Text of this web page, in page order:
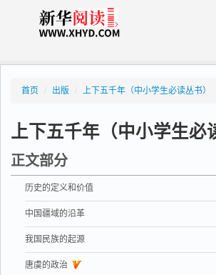
首页 出版 上下五千年（中小学生必读丛书）
上下五千年（中小学生必
正文部分
历史的定义和价值
中国疆域的沿革
我国民族的起源
唐虞的政治